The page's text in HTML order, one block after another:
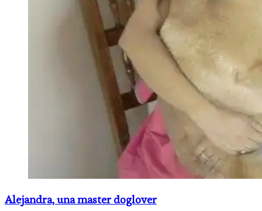
Alejandra, una master doglover